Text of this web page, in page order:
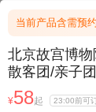
当前产品含需预
北京故宫博
散客团/亲子
¥58起 23:00前可